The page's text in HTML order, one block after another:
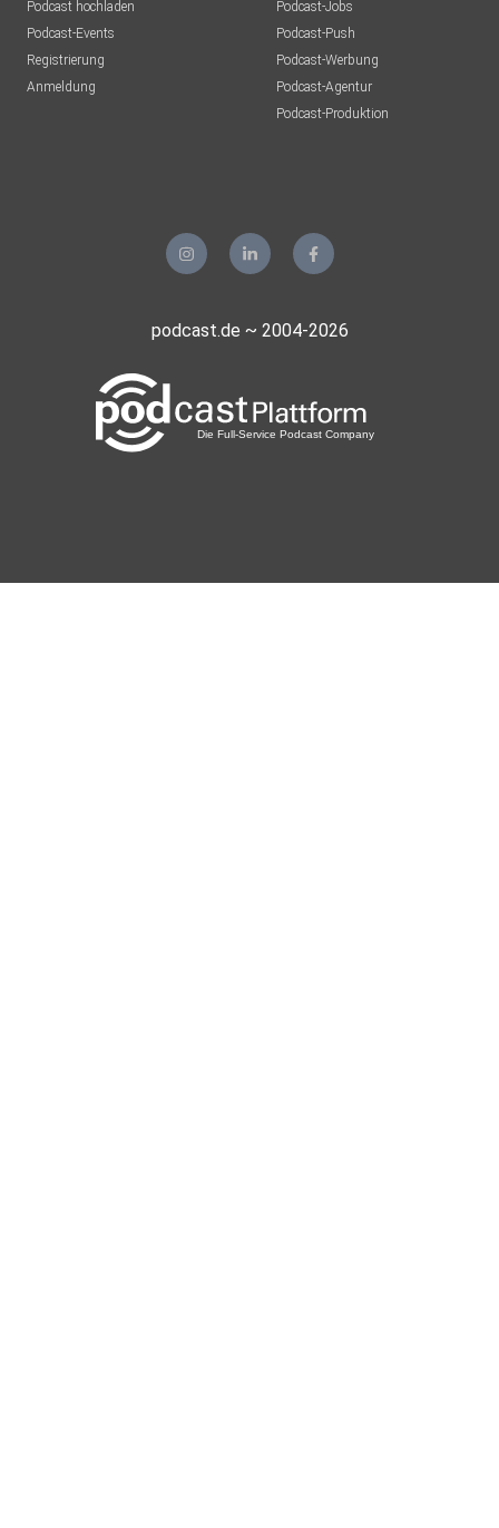
Podcast hochladen
Podcast-Events
Registrierung
Anmeldung
Podcast-Jobs
Podcast-Push
Podcast-Werbung
Podcast-Agentur
Podcast-Produktion
podcast.de ~ 2004-2026